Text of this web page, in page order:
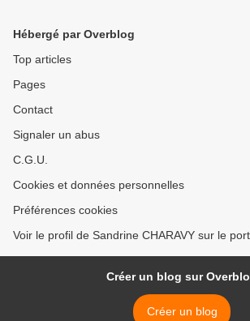
Hébergé par Overblog
Top articles
Pages
Contact
Signaler un abus
C.G.U.
Cookies et données personnelles
Préférences cookies
Voir le profil de Sandrine CHARAVY sur le
Créer un blog sur
Créer un blog